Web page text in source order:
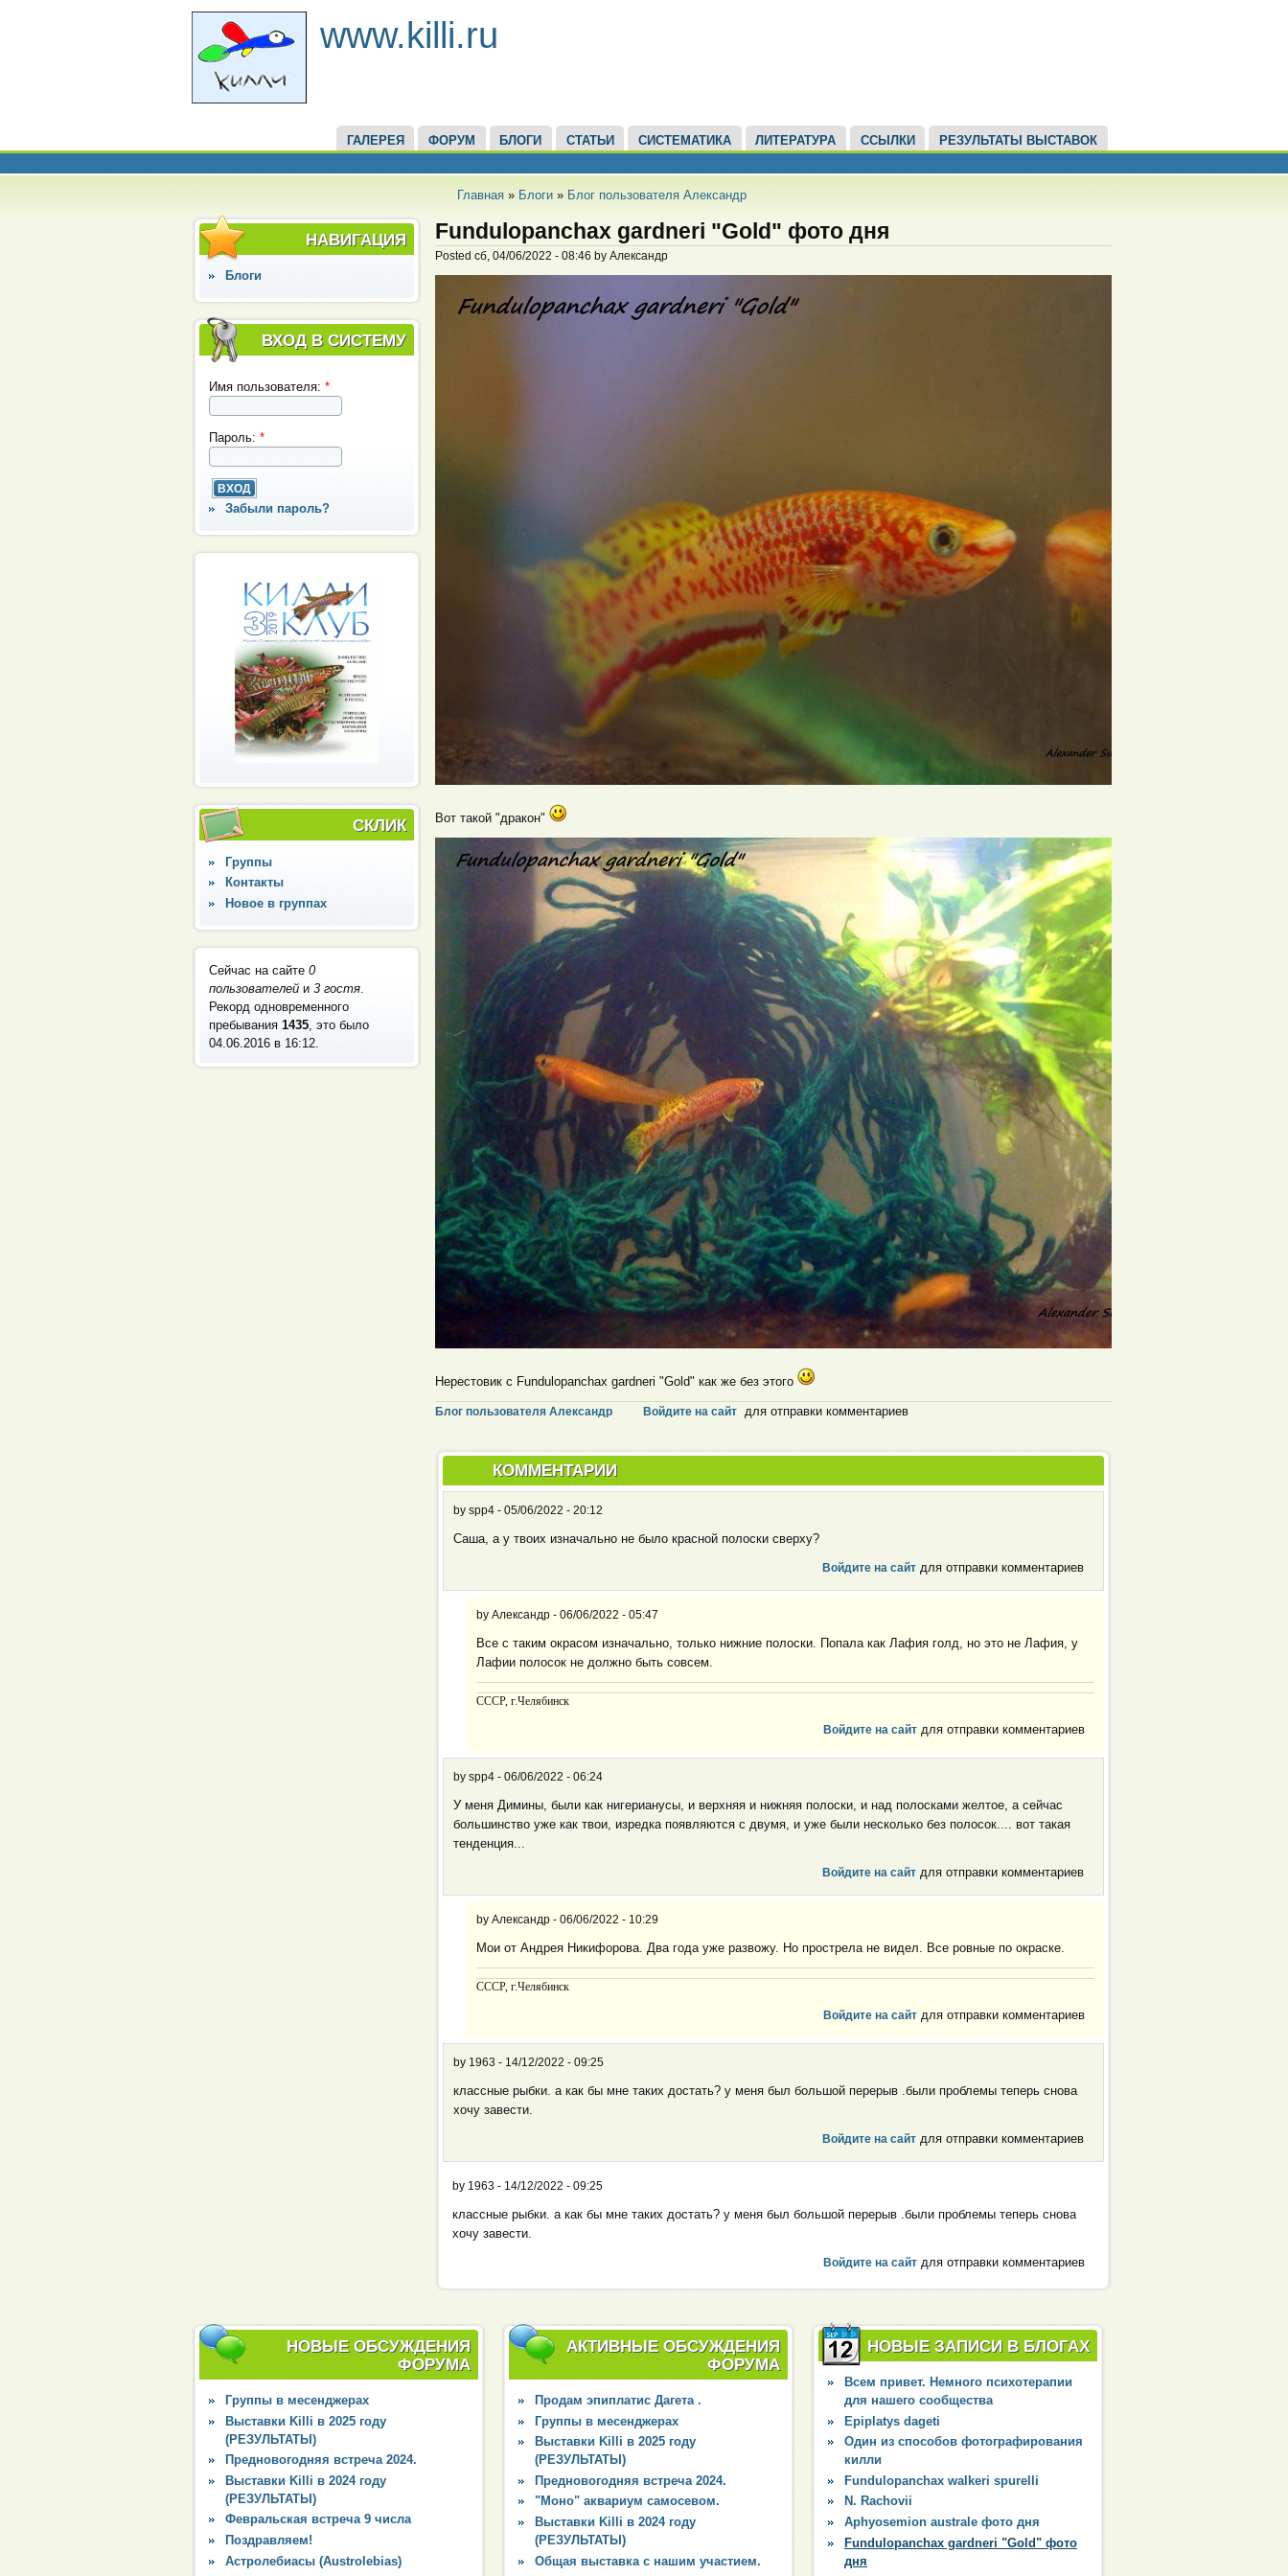
www.killi.ru
ГАЛЕРЕЯ ФОРУМ БЛОГИ СТАТЬИ СИСТЕМАТИКА ЛИТЕРАТУРА ССЫЛКИ РЕЗУЛЬТАТЫ ВЫСТАВОК
Главная» Блоги» Блог пользователя Александр
НАВИГАЦИЯ
Блоги
ВХОД В СИСТЕМУ
Имя пользователя: *
Пароль: *
Забыли пароль?
СКЛИК
Группы
Контакты
Новое в группах
Сейчас на сайте 0
пользователейи 3 гостя.
Рекорд одновременного
пребывания 1435, это было
04.06.2016 в 16:12.
Fundulopanchax gardneri "Gold" фото дня
Posted сб, 04/06/2022 - 08:46 by Александр
Вот такой "дракон"
Нерестовик с Fundulopanchax gardneri "Gold" как же без этого
Блог пользователя Александр Войдите на сайт для отправки комментариев
КОММЕНТАРИИ
by spp4- 05/06/2022 - 20:12
Саша, а у твоих изначально не было красной полоски сверху?
Войдите на сайтдля отправки комментариев
by Александр- 06/06/2022 - 05:47
Все с таким окрасом изначально, только нижние полоски. Попала как Лафия голд, но это не Лафия, у
Лафии полосок не должно быть совсем.
CCCP, г.Челябинск
Войдите на сайтдля отправки комментариев
by spp4- 06/06/2022 - 06:24
У меня Димины, были как нигерианусы, и верхняя и нижняя полоски, и над полосками желтое, а сейчас
большинство уже как твои, изредка появляются с двумя, и уже были несколько без полосок.... вот такая
тенденция...
Войдите на сайтдля отправки комментариев
by Александр- 06/06/2022 - 10:29
Мои от Андрея Никифорова. Два года уже развожу. Но прострела не видел. Все ровные по окраске.
CCCP, г.Челябинск
Войдите на сайтдля отправки комментариев
by 1963 - 14/12/2022 - 09:25
классные рыбки. а как бы мне таких достать? у меня был большой перерыв .были проблемы теперь снова
хочу завести.
Войдите на сайтдля отправки комментариев
by 1963 - 14/12/2022 - 09:25
классные рыбки. а как бы мне таких достать? у меня был большой перерыв .были проблемы теперь снова
хочу завести.
Войдите на сайтдля отправки комментариев
НОВЫЕ ОБСУЖДЕНИЯ
ФОРУМА
Группы в месенджерах
Выставки Killi в 2025 году
(РЕЗУЛЬТАТЫ)
Предновогодняя встреча 2024.
Выставки Killi в 2024 году
(РЕЗУЛЬТАТЫ)
Февральская встреча 9 числа
Поздравляем!
Астролебиасы (Austrolebias)
АКТИВНЫЕ ОБСУЖДЕНИЯ
ФОРУМА
Продам эпиплатис Дагета .
Группы в месенджерах
Выставки Killi в 2025 году
(РЕЗУЛЬТАТЫ)
Предновогодняя встреча 2024.
"Моно" аквариум самосевом.
Выставки Killi в 2024 году
(РЕЗУЛЬТАТЫ)
Общая выставка с нашим участием.
НОВЫЕ ЗАПИСИ В БЛОГАХ
Всем привет. Немного психотерапии
для нашего сообщества
Epiplatys dageti
Один из способов фотографирования
килли
Fundulopanchax walkeri spurelli
N. Rachovii
Aphyosemion australe фото дня
Fundulopanchax gardneri "Gold" фото
дня